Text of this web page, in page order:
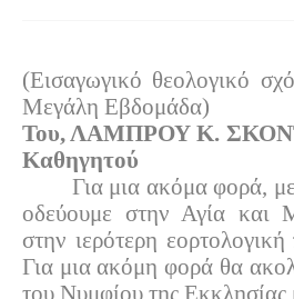
(Εισαγωγικό θεολογικό
Μεγάλη Εβδομάδα)
Του, ΛΑΜΠΡΟΥ Κ.
Καθηγητού
Για μια ακόμα φορά, με
οδεύουμε στην Αγία και
στην ιερότερη
Για μια ακόμη φορά θα